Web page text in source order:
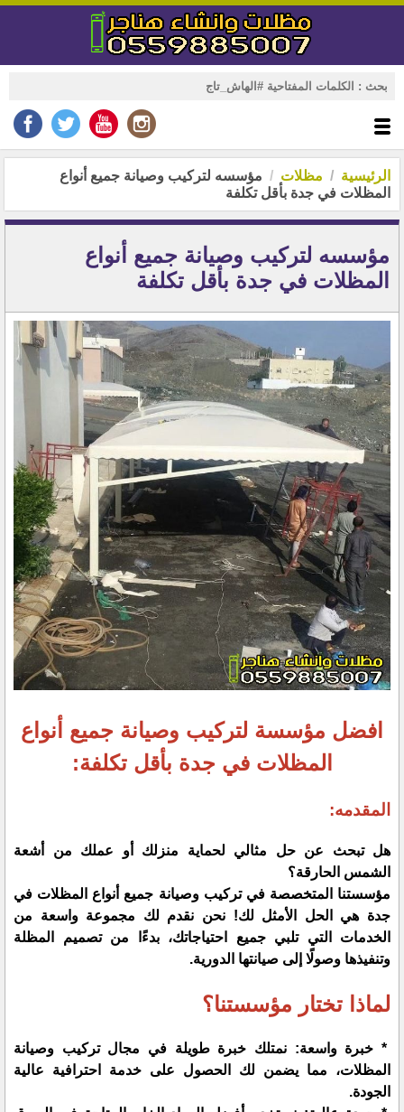
الرئيسية مظلات
مؤسسه لتركيب وصيانة جميع أنواع
المظلات في جدة بأقل تكلفة
مؤسسه لتركيب وصيانة جميع أنواع
المظلات في جدة بأقل تكلفة
افضل مؤسسة لتركيب وصيانة جميع أنواع
المظلات في جدة بأقل تكلفة:
المقدمه:
هل تبحث عن حل مثالي لحماية منزلك أو عملك من أشعة
الشمس الحارقة؟
مؤسستنا المتخصصة في تركيب وصيانة جميع أنواع المظلات في
جدة هي الحل الأمثل لك! نحن نقدم لك مجموعة واسعة من
الخدمات التي تلبي جميع احتياجاتك، بدءًا من تصميم المظلة
وتنفيذها وصولًا إلى صيانتها الدورية.
لماذا تختار مؤسستنا؟
* خبرة واسعة: نمتلك خبرة طويلة في مجال تركيب وصيانة
المظلات، مما يضمن لك الحصول على خدمة احترافية عالية
الجودة.